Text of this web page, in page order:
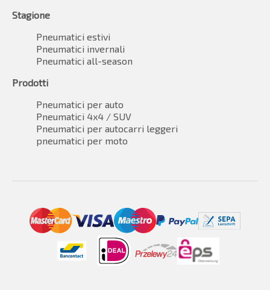
Stagione
Pneumatici estivi
Pneumatici invernali
Pneumatici all-season
Prodotti
Pneumatici per auto
Pneumatici 4x4 / SUV
Pneumatici per autocarri leggeri
pneumatici per moto